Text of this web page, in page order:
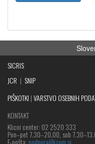
SICRIS
JCR | SNIP
PIŠKOTKI |VARSTVO OSEBNIH
KONTAKT
Klicni center: 02 2520 333
Pon‒pet 7.30–20.00, sob
E-pošta: podpora@izum.si